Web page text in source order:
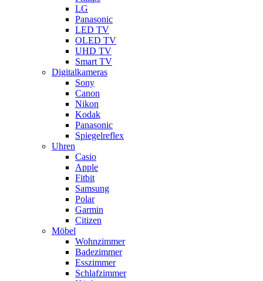
LG
Panasonic
LED TV
OLED TV
UHD TV
Smart TV
Digitalkameras
Sony
Canon
Nikon
Kodak
Panasonic
Spiegelreflex
Uhren
Casio
Apple
Fitbit
Samsung
Polar
Garmin
Citizen
Möbel
Wohnzimmer
Badezimmer
Esszimmer
Schlafzimmer